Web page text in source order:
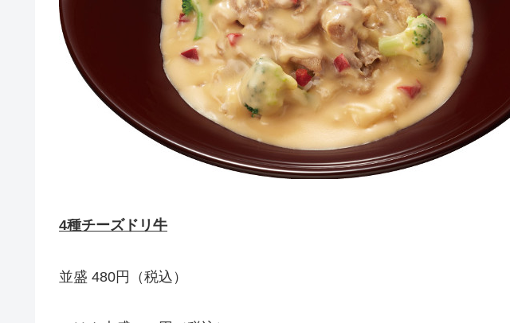
4種チーズドリ牛
並盛 480円（税込）